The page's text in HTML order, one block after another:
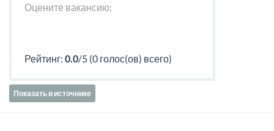
Оцените вакансию:
Рейтинг: 0.0/5 (0 голос(ов) всего)
Показать в источнике